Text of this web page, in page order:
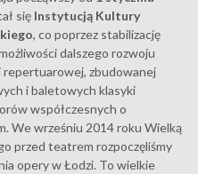
się Instytucją Kultury
, co poprzez stabilizację
dalszego rozwoju
zbudowanej
i baletowych klasyki
współczesnych o
We wrześniu 2014 roku Wielką
przed teatrem rozpoczęliśmy
opery w Łodzi. To wielkie